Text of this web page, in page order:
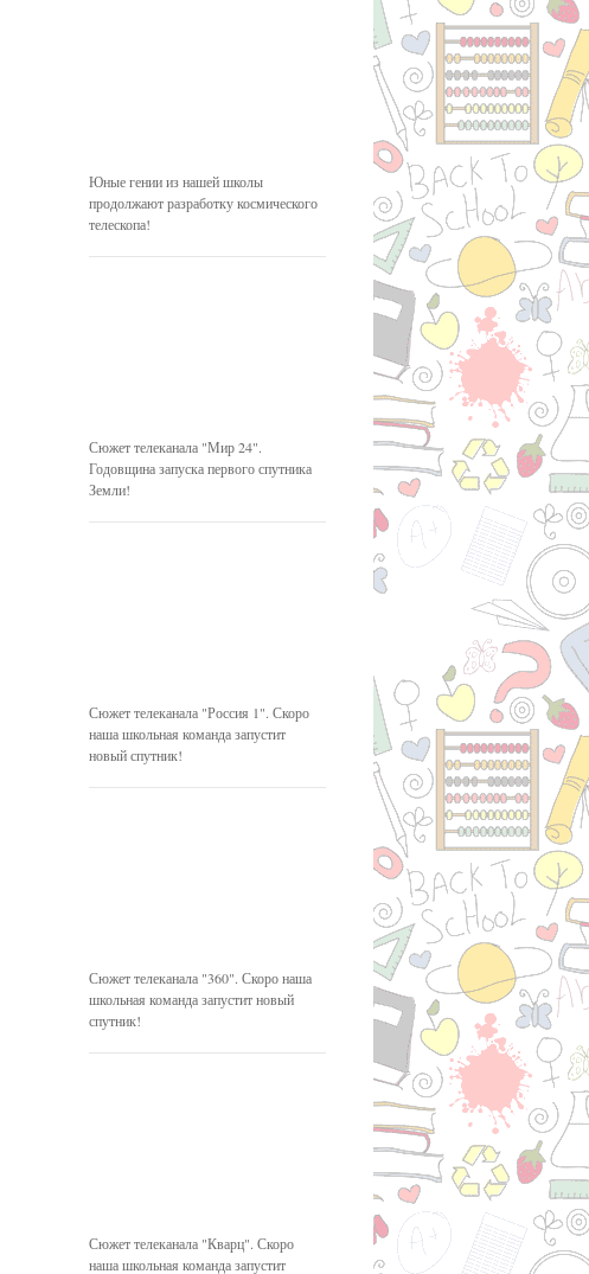
Юные гении из нашей школы
продолжают разработку космического
телескопа!
Сюжет телеканала "Мир 24".
Годовщина запуска первого спутника
Земли!
Сюжет телеканала "Россия 1". Скоро
наша школьная команда запустит
новый спутник!
Сюжет телеканала "360". Скоро наша
школьная команда запустит новый
спутник!
Сюжет телеканала "Кварц". Скоро
наша школьная команда запустит